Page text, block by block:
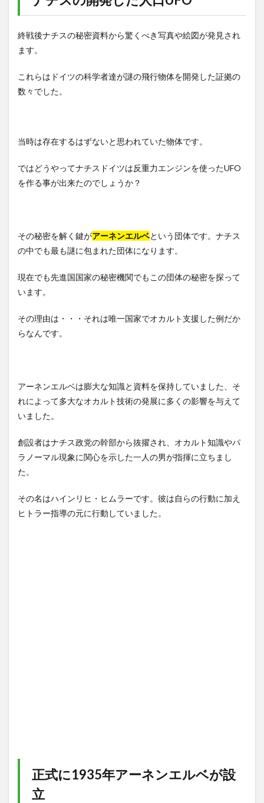
終戦後ナチスの秘密資料から驚くべき写真や絵図が発見され
ます。
これらはドイツの科学者達が謎の飛行物体を開発した証拠の
数々でした。
当時は存在するはずないと思われていた物体です。
ではどうやってナチスドイツは反重力エンジンを使ったUFO
を作る事が出来たのでしょうか？
その秘密を解く鍵がアーネンエルベという団体です。ナチス
の中でも最も謎に包まれた団体になります。
現在でも先進国国家の秘密機関でもこの団体の秘密を探って
います。
その理由は・・・それは唯一国家でオカルト支援した例だか
らなんです。
アーネンエルベは膨大な知識と資料を保持していました、そ
れによって多大なオカルト技術の発展に多くの影響を与えて
いました。
創設者はナチス政党の幹部から抜擢され、オカルト知識やパ
ラノーマル現象に関心を示した一人の男が指揮に立ちまし
た。
その名はハインリヒ・ヒムラーです。彼は自らの行動に加え
ヒトラー指導の元に行動していました。
正式に1935年アーネンエルベが設
立